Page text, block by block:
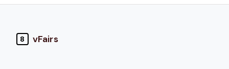
8 vFairs